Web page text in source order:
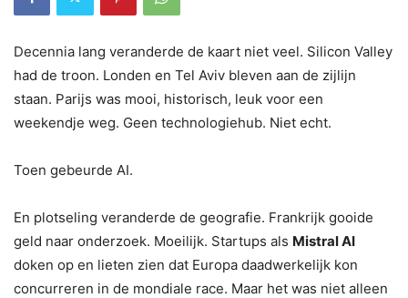
Decennia lang veranderde de kaart niet veel. Silicon Valley
had de troon. Londen en Tel Aviv bleven aan de zijlijn
staan. Parijs was mooi, historisch, leuk voor een
weekendje weg. Geen technologiehub. Niet echt.
Toen gebeurde AI.
En plotseling veranderde de geografie. Frankrijk gooide
geld naar onderzoek. Moeilijk. Startups als Mistral AI
doken op en lieten zien dat Europa daadwerkelijk kon
concurreren in de mondiale race. Maar het was niet alleen